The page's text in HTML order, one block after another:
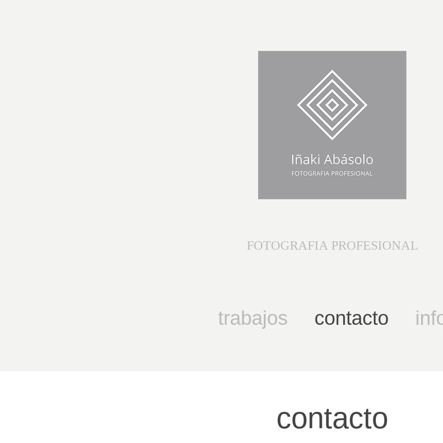
FOTOGRAFIA PROFESIONAL
trabajos contacto
contacto